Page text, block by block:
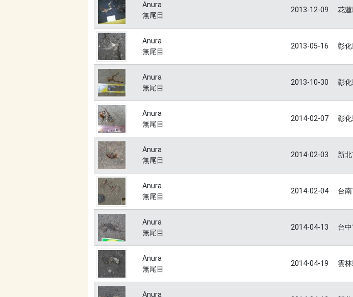
Anura
無尾目
2013-12-09 花
Anura
無尾目
2013-05-16 彰
Anura
無尾目
2013-10-30 彰
Anura
無尾目
2014-02-07 彰
Anura
無尾目
2014-02-03 新
Anura
無尾目
2014-02-04 台
Anura
無尾目
2014-04-13 台
Anura
無尾目
2014-04-19 雲
Anura